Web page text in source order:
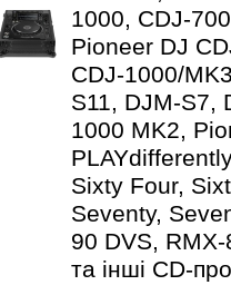
1000, CDJ-
Pioneer DJ
CDJ-1000/
S11, DJM-S7,
1000 MK2,
Sixty Four,
Seventy,
90 DVS,
та інші CD-